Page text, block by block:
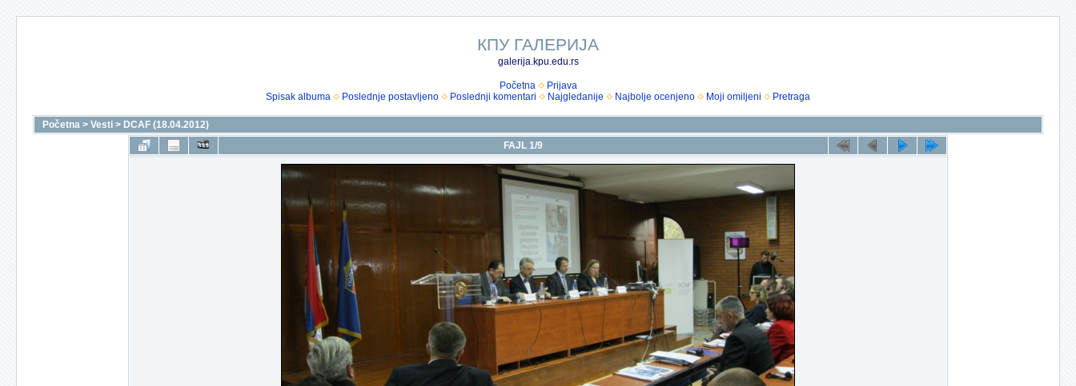
КПУ ГАЛЕРИЈА
galerija.kpu.edu.rs
Početna
Prijava
Spisak albuma
Poslednje postavljeno Poslednji komentari Najgledanije Najbolje ocenjeno Moji omiljeni Pretraga
Početna > Vesti > DCAF (18.04.2012)
FAJL 1/9